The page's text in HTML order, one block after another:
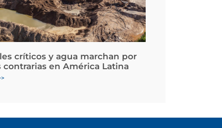
críticos y agua marchan por
contrarias en América Latina